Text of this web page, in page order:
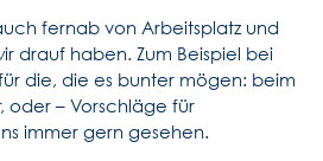
fernab von Arbeitsplatz und
drauf haben. Zum Beispiel bei
die, die es bunter mögen: beim
oder – Vorschläge für
immer gern gesehen.